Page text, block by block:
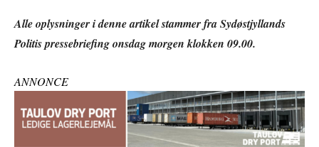
Alle oplysninger i denne artikel stammer fra Sydøstjyllands
Politis pressebriefing onsdag morgen klokken 09.00.
ANNONCE